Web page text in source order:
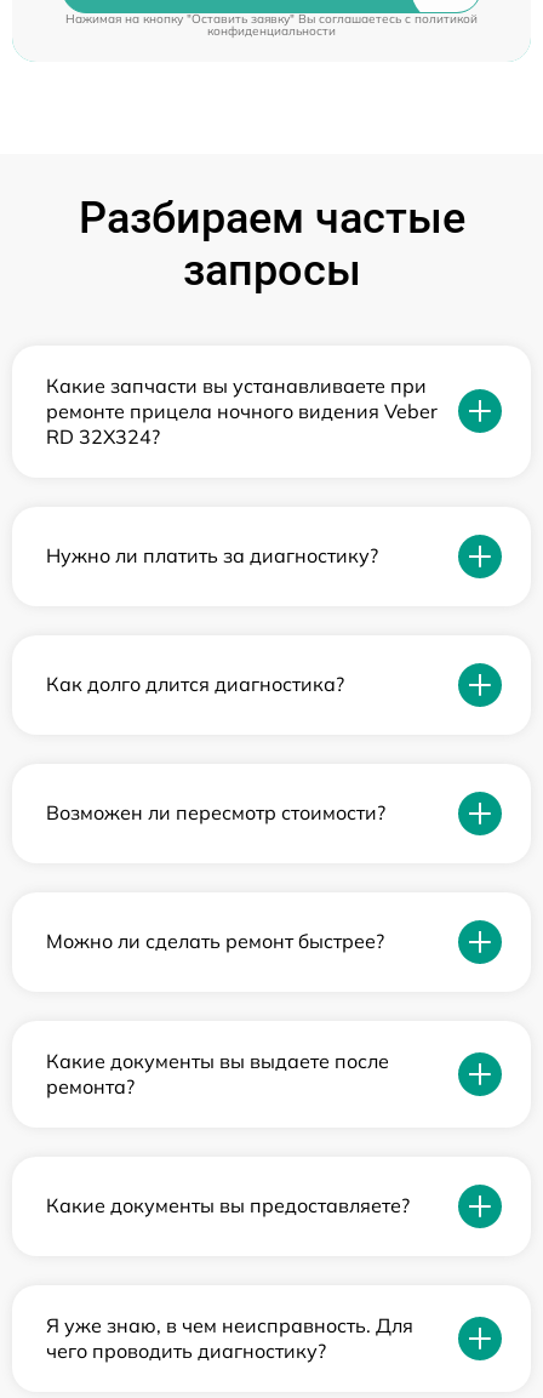
Нажимая на кнопку "Оставить заявку" Вы соглашаетесь cполитикой
конфиденциальности
Разбираем частые
запросы
Какие запчасти вы устанавливаете при
ремонте прицела ночного видения Veber
RD 32X324?
Нужно ли платить за диагностику?
Как долго длится диагностика?
Возможен ли пересмотр стоимости?
Можно ли сделать ремонт быстрее?
Какие документы вы выдаете после
ремонта?
Какие документы вы предоставляете?
Я уже знаю, в чем неисправность. Для
чего проводить диагностику?